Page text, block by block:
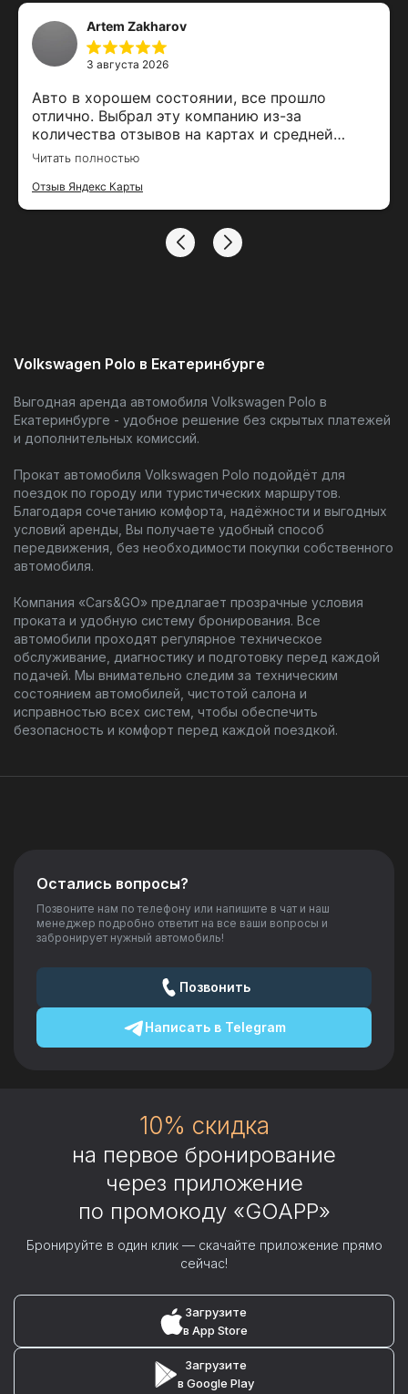
Artem Zakharov
3 августа 2026
Авто в хорошем состоянии, все прошло
отлично. Выбрал эту компанию из-за
количества отзывов на картах и средней
оценки. Залог вернули вовремя, спасибо за
Читать полностью
Отзыв Яндекс Карты
Volkswagen Polo в Екатеринбурге
Выгодная аренда автомобиля Volkswagen Polo в
Екатеринбурге - удобное решение без скрытых платежей
и дополнительных комиссий.
Прокат автомобиля Volkswagen Polo подойдёт для
поездок по городу или туристических маршрутов.
Благодаря сочетанию комфорта, надёжности и выгодных
условий аренды, Вы получаете удобный способ
передвижения, без необходимости покупки собственного
автомобиля.
Компания «Cars&GO» предлагает прозрачные условия
проката и удобную систему бронирования. Все
автомобили проходят регулярное техническое
обслуживание, диагностику и подготовку перед каждой
подачей. Мы внимательно следим за техническим
состоянием автомобилей, чистотой салона и
исправностью всех систем, чтобы обеспечить
безопасность и комфорт перед каждой поездкой.
Остались вопросы?
Позвоните нам по телефону или напишите в чат и наш
менеджер подробно ответит на все ваши вопросы и
забронирует нужный автомобиль!
Позвонить
Написать вTelegram
10% скидка
на первое бронирование
через приложение
по промокоду «GOAPP»
Бронируйте в один клик — скачайте приложение прямо
сейчас!
Загрузите
в App Store
Загрузите
в Google Play